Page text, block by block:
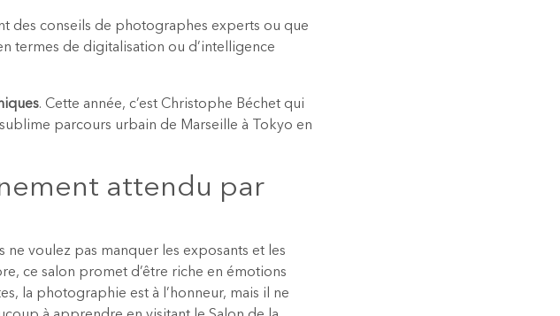
des conseils de photographes experts ou que
termes de digitalisation ou d’intelligence
. Cette année, c’est Christophe Béchet qui
parcours urbain de Marseille à Tokyo en
attendu par
ne voulez pas manquer les exposants et les
ce salon promet d’être riche en émotions
la photographie est à l’honneur, mais il ne